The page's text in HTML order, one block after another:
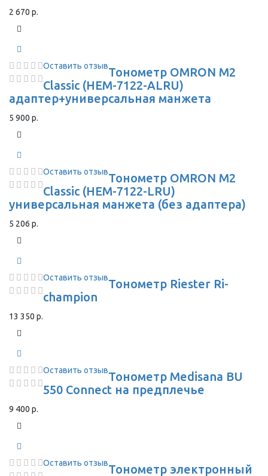
2 670 р.
Оставить отзывТонометр OMRON M2
Classic (HEM-7122-ALRU)
адаптер+универсальная манжета
5 900 р.
Оставить отзывТонометр OMRON M2
Classic (HEM-7122-LRU)
универсальная манжета (без адаптера)
5 206 р.
Оставить отзывТонометр Riester Ri-
champion
13 350 р.
Оставить отзывТонометр Medisana BU
550 Connect на предплечье
9 400 р.
Оставить отзывТонометр электронный